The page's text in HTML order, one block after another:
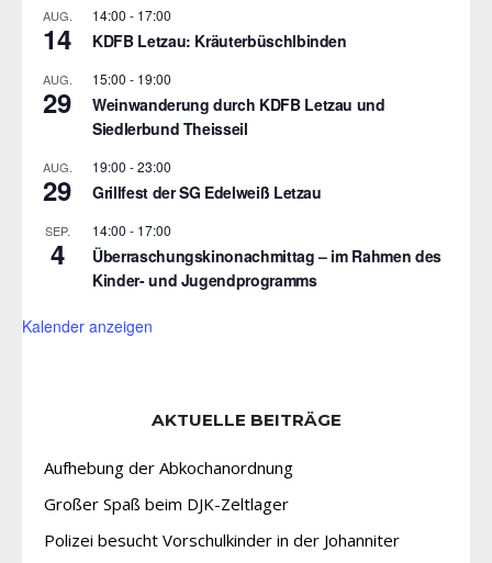
AUG.
14
14:00 - 17:00
KDFB Letzau: Kräuterbüschlbinden
AUG.
29
15:00 - 19:00
Weinwanderung durch KDFB Letzau und
Siedlerbund Theisseil
AUG.
29
19:00 -23:00
Grillfest der SG Edelweiß Letzau
SEP.
4
14:00 - 17:00
Überraschungskinonachmittag – im Rahmen des
Kinder- und Jugendprogramms
Kalender anzeigen
AKTUELLE BEITRÄGE
Aufhebung der Abkochanordnung
Großer Spaß beim DJK-Zeltlager
Polizei besucht Vorschulkinder in der Johanniter